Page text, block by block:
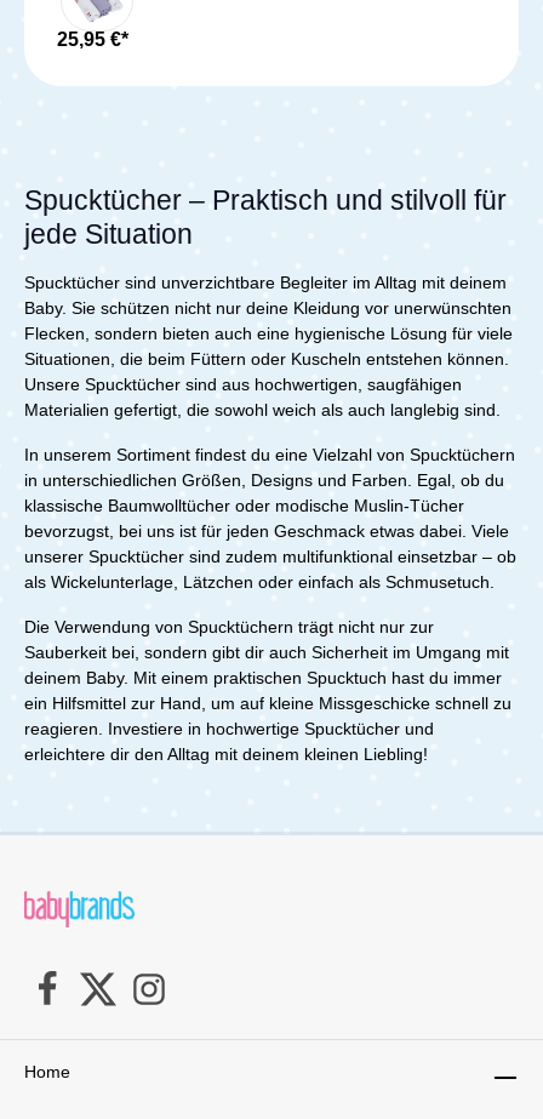
freuen, die dir und deinem Baby den Alltag
erleichtern.Lieferumfang:Jollein Spucktuch - 3er Pack
- Wild Rose
Schmusetuch, leichte Decke oder Wickelunterlage.
Hergestellt aus 100 % atmungsaktiver Baumwolle, sind
auch besonders saugfähig und pflegeleicht.Vielseitig &
Ideal für die zarte Babyhaut Pflegeleicht – Waschbar bei
60 °C und trocknergeeignet Dreierpack – Immer ein
frisches Tuch griffbereit Die Lässig Mulltücher begleiten
Schmusetuch für dein Baby, als Unterlage für spontane
Wickelmomente oder als Schutz für deine Kleidung
beim Bäuerchen. Ihre Weichheit bleibt auch nach
mehrmaligem Waschen erhalten. Hochwertige
Materialien & liebevolles Design Die Swaddle & Burp
Blankets L Happy Fruits Cherry sind nicht nur
funktional, sondern auch stilvoll. Mit dezenten Farben
Babyausstattung ein. Die weiche Baumwolle ist
besonders hautfreundlich, während die hohe Qualität
für eine lange Haltbarkeit sorgt. Ob zu Hause oder
eine praktische, hygienische und stilvolle Lösung für
deinen kleinen Schatz. Ein absolutes Must-Have für die
Babyerstausstattung!Lieferumfang:1x Lässig -
Fruits Cherry
25,95 €*
Spucktücher – Praktisch und stilvoll für
jede Situation
Spucktücher sind unverzichtbare Begleiter im Alltag mit deinem
Baby. Sie schützen nicht nur deine Kleidung vor unerwünschten
Flecken, sondern bieten auch eine hygienische Lösung für viele
Situationen, die beim Füttern oder Kuscheln entstehen können.
Unsere Spucktücher sind aus hochwertigen, saugfähigen
Materialien gefertigt, die sowohl weich als auch langlebig sind.
In unserem Sortiment findest du eine Vielzahl von Spucktüchern
in unterschiedlichen Größen, Designs und Farben. Egal, ob du
klassische Baumwolltücher oder modische Muslin-Tücher
bevorzugst, bei uns ist für jeden Geschmack etwas dabei. Viele
unserer Spucktücher sind zudem multifunktional einsetzbar – ob
als Wickelunterlage, Lätzchen oder einfach als Schmusetuch.
Die Verwendung von Spucktüchern trägt nicht nur zur
Sauberkeit bei, sondern gibt dir auch Sicherheit im Umgang mit
deinem Baby. Mit einem praktischen Spucktuch hast du immer
ein Hilfsmittel zur Hand, um auf kleine Missgeschicke schnell zu
reagieren. Investiere in hochwertige Spucktücher und
erleichtere dir den Alltag mit deinem kleinen Liebling!
Home